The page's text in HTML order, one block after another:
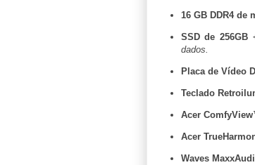
16 GB DDR4 de
SSD de 256GB
dados.
Placa de Vídeo
Teclado
Acer
Acer
Waves